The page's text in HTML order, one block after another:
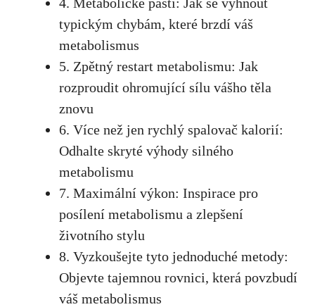
typickým chybám, které ⁤brzdí váš
metabolismus
5. ⁣Zpětný restart ​metabolismu:⁢ Jak
rozproudit ohromující sílu ⁢vášho těla
znovu ​
6. Více než ⁢jen rychlý spalovač kalorií:
Odhalte skryté výhody silného
⁤metabolismu
7. Maximální výkon:‍ Inspirace⁣ pro
posílení metabolismu ‌a zlepšení
životního stylu​
8. Vyzkoušejte tyto jednoduché metody:
⁤Objevte tajemnou​ rovnici, která⁤ povzbudí
váš⁢ metabolismus